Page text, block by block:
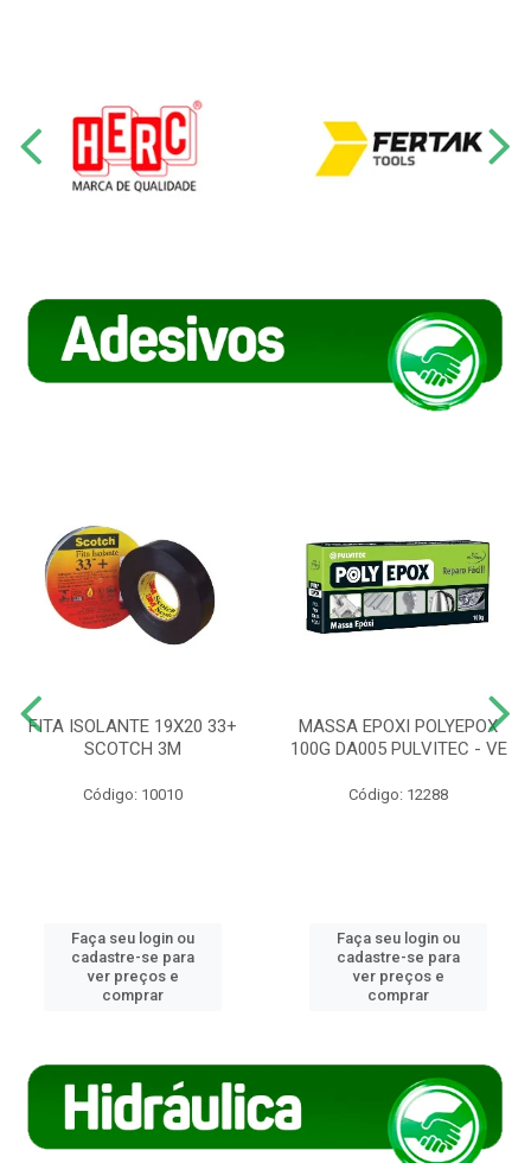
FITA ISOLANTE 19X20 33+
SCOTCH 3M
Código: 10010
Faça seu login ou
cadastre-se para
ver preços e
comprar
MASSA EPOXI POLYEPOX
100G DA005 PULVITEC - VE
Código: 12288
Faça seu login ou
cadastre-se para
ver preços e
comprar